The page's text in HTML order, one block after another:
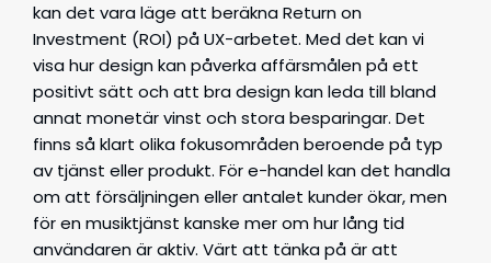
kan det vara läge att beräkna Return on
Investment (ROI) på UX-arbetet. Med det kan vi
visa hur design kan påverka affärsmålen på ett
positivt sätt och att bra design kan leda till bland
annat monetär vinst och stora besparingar. Det
finns så klart olika fokusområden beroende på typ
av tjänst eller produkt. För e-handel kan det handla
om att försäljningen eller antalet kunder ökar, men
för en musiktjänst kanske mer om hur lång tid
användaren är aktiv. Värt att tänka på är att